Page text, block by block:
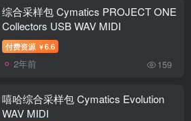
综合采样包 Cymatics PROJECT ONE
Collectors USB WAV MIDI
付费资源 ￥6.6
2年前 159
嘻哈综合采样包 Cymatics Evolution
WAV MIDI